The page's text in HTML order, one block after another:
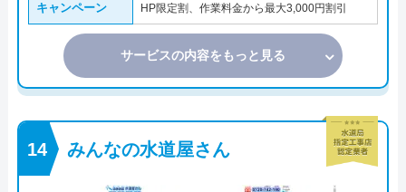
キャンペーン HP限定割、作業料金から最大3,000円割引
サービスの内容をもっと見る
みんなの水道屋さん